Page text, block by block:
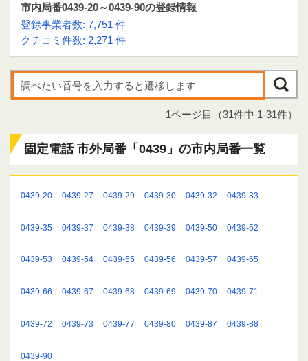
市内局番0439-20～0439-90の登録情報
登録事業者数: 7,751 件
クチコミ件数: 2,271 件
1ページ目（31件中 1-31件）
固定電話 市外局番「0439」の市内局番一覧
0439-20 0439-27 0439-29 0439-30 0439-32 0439-33
0439-35 0439-37 0439-38 0439-39 0439-50 0439-52
0439-53 0439-54 0439-55 0439-56 0439-57 0439-65
0439-66 0439-67 0439-68 0439-69 0439-70 0439-71
0439-72 0439-73 0439-77 0439-80 0439-87 0439-88
0439-90